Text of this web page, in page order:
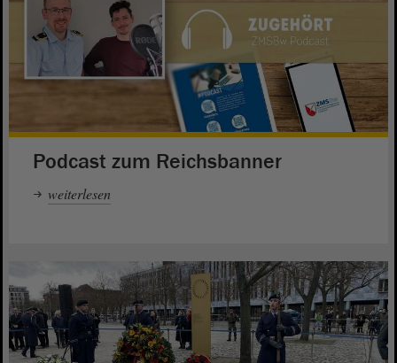
Podcast zum Reichsbanner
weiterlesen